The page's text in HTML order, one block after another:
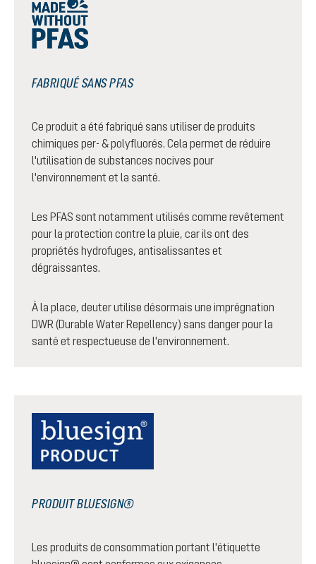
FABRIQUÉ SANS PFAS
Ce produit a été fabriqué sans utiliser de produits
chimiques per- & polyfluorés. Cela permet de réduire
l'utilisation de substances nocives pour
l'environnement et la santé.
Les PFAS sont notamment utilisés comme revêtement
pour la protection contre la pluie, car ils ont des
propriétés hydrofuges, antisalissantes et
dégraissantes.
À la place, deuter utilise désormais une imprégnation
DWR (Durable Water Repellency) sans danger pour la
santé et respectueuse de l'environnement.
PRODUIT BLUESIGN®
Les produits de consommation portant l'étiquette